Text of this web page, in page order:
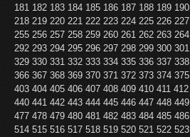
181 182 183 184 185 186 187 188 189 190
218 219 220 221 222 223 224 225 226 227
255 256 257 258 259 260 261 262 263 264
292 293 294 295 296 297 298 299 300 301
329 330 331 332 333 334 335 336 337 338
366 367 368 369 370 371 372 373 374 375
403 404 405 406 407 408 409 410 411 412
440 441 442 443 444 445 446 447 448 449
477 478 479 480 481 482 483 484 485 486
514 515 516 517 518 519 520 521 522 523